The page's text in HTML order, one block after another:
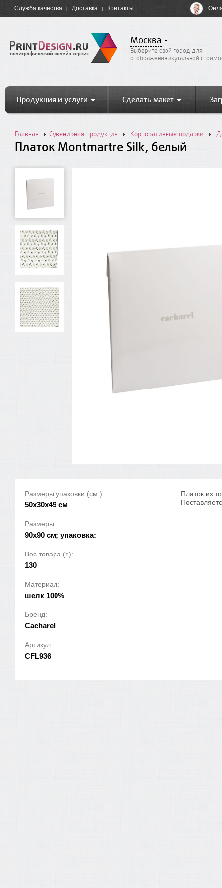
Служба качества Доставка Контакты
Москва
Выберите свой город для
отображения акутальной
Продукция и услуги Сделать макет
Главная Сувенирная продукция Корпоративные подарки
Платок Montmartre Silk, белый
Размеры упаковки (см.):
50x30x49 см
Размеры:
90х90 см; упаковка:
Вес товара (г.):
130
Материал:
шелк 100%
Бренд:
Cacharel
Артикул:
CFL936
Платок из